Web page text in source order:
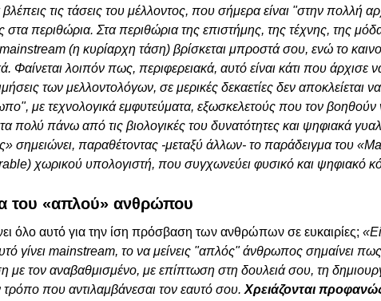
βλέπεις τις τάσεις του μέλλοντος, που σήμερα είναι "στην πολλή
στα περιθώρια. Στα περιθώρια της επιστήμης, της τέχνης, της
(η κυρίαρχη τάση) βρίσκεται μπροστά σου, ενώ το
Φαίνεται λοιπόν πως, περιφερειακά, αυτό είναι κάτι που άρχισε
των μελλοντολόγων, σε μερικές δεκαετίες δεν αποκλείεται
με τεχνολογικά εμφυτεύματα, εξωσκελετούς που τον βοηθούν
πολύ πάνω από τις βιολογικές του δυνατότητες και ψηφιακά
σημειώνει, παραθέτοντας -μεταξύ άλλων- το παράδειγμα του
χωρικού υπολογιστή, που συγχωνεύει φυσικό και ψηφιακό
του «απλού» ανθρώπου
όλο αυτό για την ίση πρόσβαση των ανθρώπων σε ευκαιρίες;
γίνει mainstream, το να μείνεις "απλός" άνθρωπος σημαίνει
με τον αναβαθμισμένο, με επίπτωση στη δουλειά σου, τη
τρόπο που αντιλαμβάνεσαι τον εαυτό σου. Χρειάζονται